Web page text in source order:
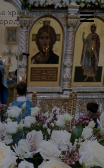
храма Спаса